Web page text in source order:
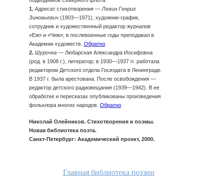
1. Адресат стихотворения — Левин Генрих
Зиновьевич (1903—1971), художник-график,
сотрудник и художественный редактор журналов
«Еж» и «Чиж»; в послевоенные годы преподавал в
Академии художеств. Обратно
2. Шурочка — Любарская Александра Иосифовна
(род. в 1908 г.), литератор; в 1930—1937 гг. работала
редактором Детского отдела Госиздата в Ленинграде.
В 1937 г. была арестована. После освобождения —
редактор детского радиовещания (1939—1942). В ее
обработке и пересказах опубликованы произведения
фольклора многих народов. Обратно
Николай Олейников. Стихотворения и поэмы.
Новая библиотека поэта.
Санкт-Петербург: Академический проект, 2000.
Главная библиотека поэзии